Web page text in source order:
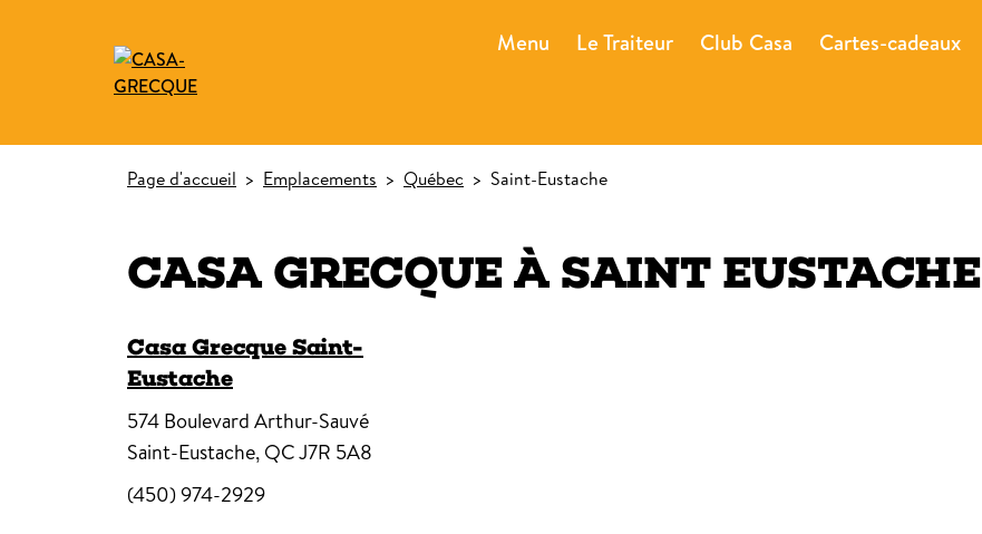
Menu Le Traiteur Club Casa Cartes-cadeaux
Page d'accueil > Emplacements > Québec > Saint-Eustache
CASA GRECQUE À SAINT EUSTACHE
Casa Grecque Saint-
Eustache
574 Boulevard Arthur-Sauvé
Saint-Eustache, QC J7R 5A8
(450) 974-2929